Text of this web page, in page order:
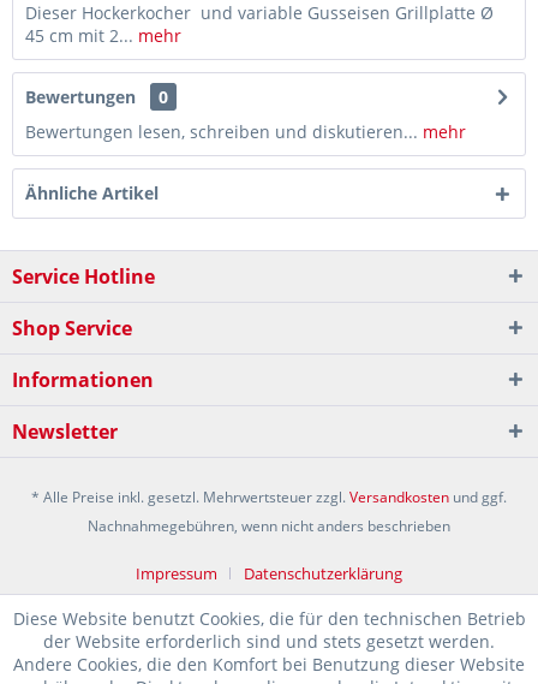
Dieser Hockerkocher und variable Gusseisen Grillplatte Ø
45 cm mit 2... mehr
Bewertungen
0
Bewertungen lesen, schreiben und diskutieren... mehr
Ähnliche Artikel
Service Hotline
Shop Service
Informationen
Newsletter
* Alle Preise inkl. gesetzl. Mehrwertsteuer zzgl.Versandkosten und ggf.
Nachnahmegebühren, wenn nicht anders beschrieben
Impressum Datenschutzerklärung
Diese Website benutzt Cookies, die für den technischen Betrieb
der Website erforderlich sind und stets gesetzt werden.
Andere Cookies, die den Komfort bei Benutzung dieser Website